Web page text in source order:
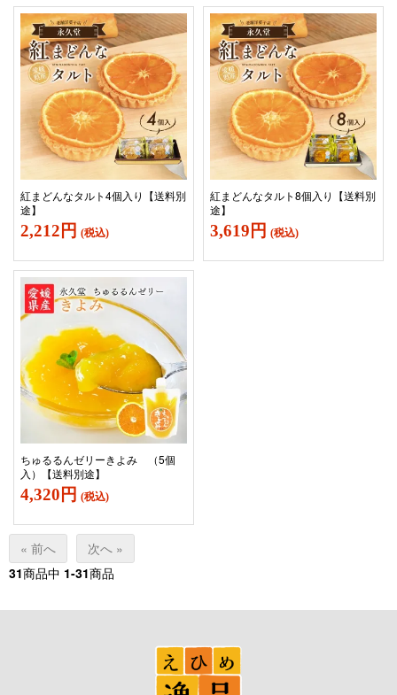
紅まどんなタルト4個入り【送料別
途】
2,212円 (税込)
紅まどんなタルト8個入り【送料別
途】
3,619円 (税込)
ちゅるるんゼリーきよみ （5個
入）【送料別途】
4,320円 (税込)
« 前へ
次へ »
31商品中 1-31商品